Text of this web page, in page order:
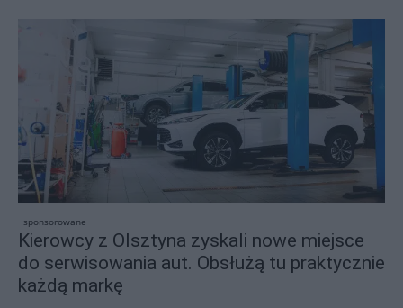
sponsorowane
Kierowcy z Olsztyna zyskali nowe miejsce
do serwisowania aut. Obsłużą tu praktycznie
każdą markę